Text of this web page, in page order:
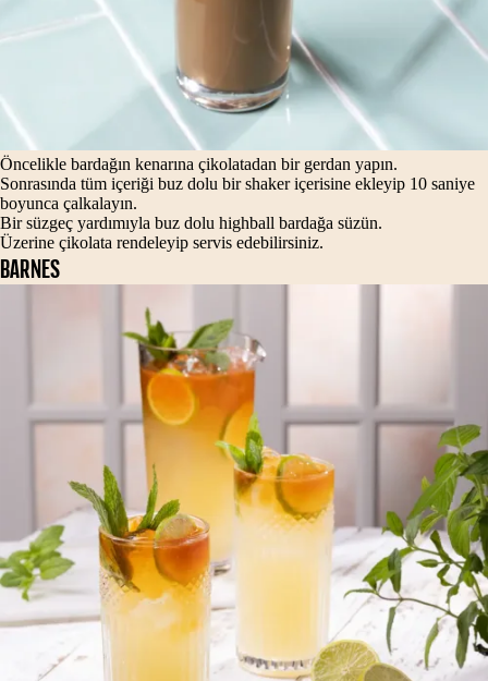
Öncelikle bardağın kenarına çikolatadan bir gerdan yapın.
Sonrasında tüm içeriği buz dolu bir shaker içerisine ekleyip 10 saniye
boyunca çalkalayın.
Bir süzgeç yardımıyla buz dolu highball bardağa süzün.
Üzerine çikolata rendeleyip servis edebilirsiniz.
BARNES